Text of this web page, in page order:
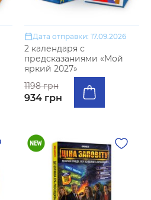
Дата отправки: 17.09.2026
2 календаря с
предсказаниями «Мой
яркий 2027»
1198 грн
934 грн